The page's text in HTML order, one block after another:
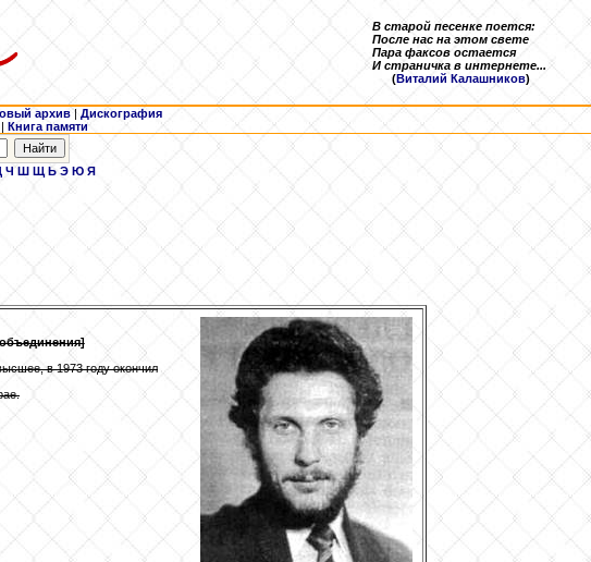
В старой песенке поется:
После нас на этом свете
Пара факсов остается
И страничка в интернете...
(Виталий Калашников)
архив | Дискография
| Книга памяти
Ч Ш Щ Ь Э Ю Я
в 1973 году окончил